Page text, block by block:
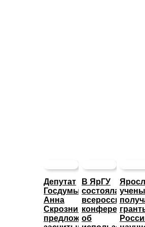
Депутат
Госдумы
Анна
Скрозникова
предложила
В ЯрГУ
состоялась
всероссийская
конференция
об